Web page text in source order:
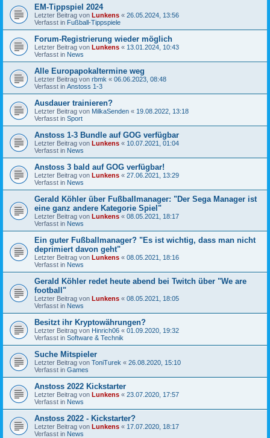
EM-Tippspiel 2024
Letzter Beitrag von Lunkens « 26.05.2024, 13:56
Verfasst in Fußball-Tippspiele
Forum-Registrierung wieder möglich
Letzter Beitrag von Lunkens « 13.01.2024, 10:43
Verfasst in News
Alle Europapokaltermine weg
Letzter Beitrag von rbmk « 06.06.2023, 08:48
Verfasst in Anstoss 1-3
Ausdauer trainieren?
Letzter Beitrag von MilkaSenden « 19.08.2022, 13:18
Verfasst in Sport
Anstoss 1-3 Bundle auf GOG verfügbar
Letzter Beitrag von Lunkens « 10.07.2021, 01:04
Verfasst in News
Anstoss 3 bald auf GOG verfügbar!
Letzter Beitrag von Lunkens « 27.06.2021, 13:29
Verfasst in News
Gerald Köhler über Fußballmanager: "Der Sega Manager ist
eine ganz andere Kategorie Spiel"
Letzter Beitrag von Lunkens « 08.05.2021, 18:17
Verfasst in News
Ein guter Fußballmanager? "Es ist wichtig, dass man nicht
deprimiert davon geht"
Letzter Beitrag von Lunkens « 08.05.2021, 18:16
Verfasst in News
Gerald Köhler redet heute abend bei Twitch über "We are
football"
Letzter Beitrag von Lunkens « 08.05.2021, 18:05
Verfasst in News
Besitzt ihr Kryptowährungen?
Letzter Beitrag von Hinrich06 « 01.09.2020, 19:32
Verfasst in Software & Technik
Suche Mitspieler
Letzter Beitrag von ToniTurek « 26.08.2020, 15:10
Verfasst in Games
Anstoss 2022 Kickstarter
Letzter Beitrag von Lunkens « 23.07.2020, 17:57
Verfasst in News
Anstoss 2022 - Kickstarter?
Letzter Beitrag von Lunkens « 17.07.2020, 18:17
Verfasst in News